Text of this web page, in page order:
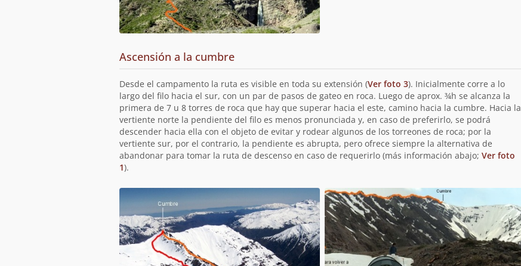
Ascensión a la cumbre
Desde el campamento la ruta es visible en toda su extensión (Ver foto 3). Inicialmente corre a lo
largo del filo hacia el sur, con un par de pasos de gateo en roca. Luego de aprox. ¾h se alcanza la
primera de 7 u 8 torres de roca que hay que superar hacia el este, camino hacia la cumbre. Hacia la
vertiente norte la pendiente del filo es menos pronunciada y, en caso de preferirlo, se podrá
descender hacia ella con el objeto de evitar y rodear algunos de los torreones de roca; por la
vertiente sur, por el contrario, la pendiente es abrupta, pero ofrece siempre la alternativa de
abandonar para tomar la ruta de descenso en caso de requerirlo (más información abajo; Ver foto
1).